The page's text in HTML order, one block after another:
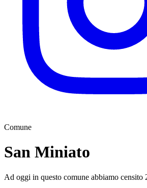
Comune
San Miniato
Ad oggi in questo comune abbiamo censito